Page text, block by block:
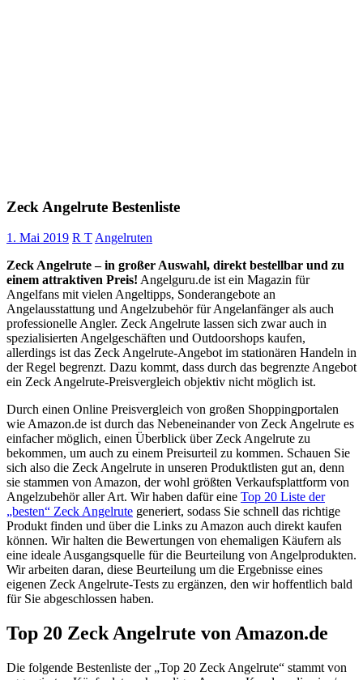
Zeck Angelrute Bestenliste
1. Mai 2019 R TAngelruten
Zeck Angelrute – in großer Auswahl, direkt bestellbar und zu
einem attraktiven Preis! Angelguru.de ist ein Magazin für
Angelfans mit vielen Angeltipps, Sonderangebote an
Angelausstattung und Angelzubehör für Angelanfänger als auch
professionelle Angler. Zeck Angelrute lassen sich zwar auch in
spezialisierten Angelgeschäften und Outdoorshops kaufen,
allerdings ist das Zeck Angelrute-Angebot im stationären Handeln in
der Regel begrenzt. Dazu kommt, dass durch das begrenzte Angebot
ein Zeck Angelrute-Preisvergleich objektiv nicht möglich ist.
Durch einen Online Preisvergleich von großen Shoppingportalen
wie Amazon.de ist durch das Nebeneinander von Zeck Angelrute es
einfacher möglich, einen Überblick über Zeck Angelrute zu
bekommen, um auch zu einem Preisurteil zu kommen. Schauen Sie
sich also die Zeck Angelrute in unseren Produktlisten gut an, denn
sie stammen von Amazon, der wohl größten Verkaufsplattform von
Angelzubehör aller Art. Wir haben dafür eine Top 20 Liste der
„besten“ Zeck Angelrute generiert, sodass Sie schnell das richtige
Produkt finden und über die Links zu Amazon auch direkt kaufen
können. Wir halten die Bewertungen von ehemaligen Käufern als
eine ideale Ausgangsquelle für die Beurteilung von Angelprodukten.
Wir arbeiten daran, diese Beurteilung um die Ergebnisse eines
eigenen Zeck Angelrute-Tests zu ergänzen, den wir hoffentlich bald
für Sie abgeschlossen haben.
Top 20 Zeck Angelrute von Amazon.de
Die folgende Bestenliste der „Top 20 Zeck Angelrute“ stammt von